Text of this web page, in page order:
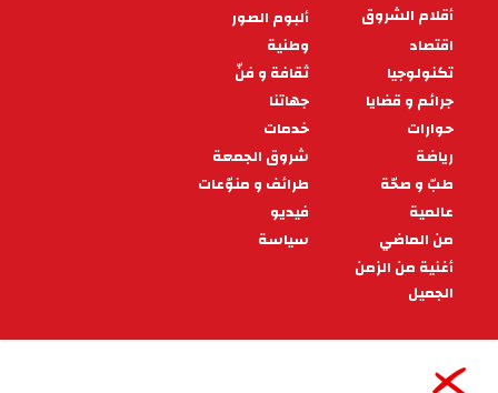
PIED
DE
PAGE
أقلام الشروق
ألبوم الصور
اقتصاد
وطنية
تكنولوجيا
ثقافة و فنّ
جرائم و قضايا
جهاتنا
حوارات
خدمات
رياضة
شروق الجمعة
طبّ و صحّة
طرائف و منوّعات
عالمية
فيديو
من الماضي
سياسة
أغنية من الزمن
الجميل